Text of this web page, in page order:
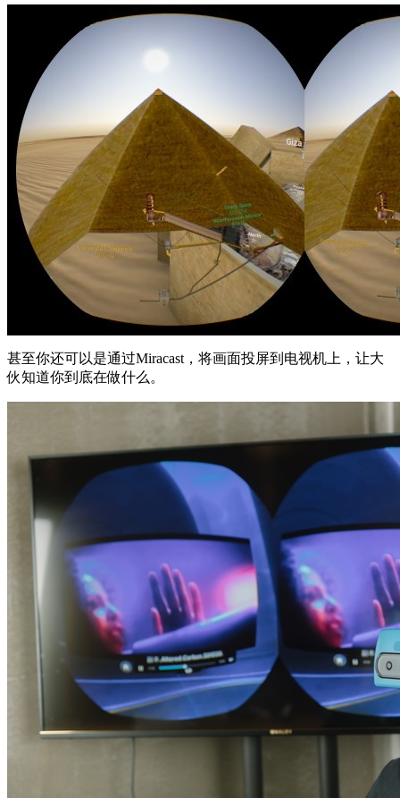
甚至你还可以是通过Miracast，将画面投屏到电视机上，让大
伙知道你到底在做什么。